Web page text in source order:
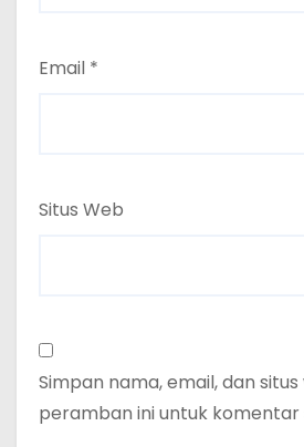
Email *
Situs Web
Simpan nama, email, dan
peramban ini untuk komentar